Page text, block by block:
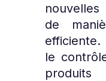
nouvelles
de
efficiente.
le
produits